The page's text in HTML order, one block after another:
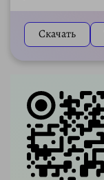
Play
Скачать